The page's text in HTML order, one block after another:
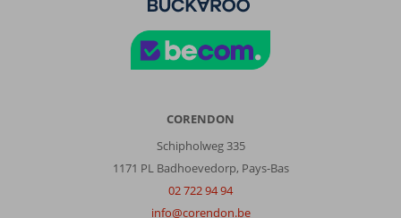
CORENDON
Schipholweg 335
1171 PL Badhoevedorp, Pays-Bas
02 722 94 94
info@corendon.be